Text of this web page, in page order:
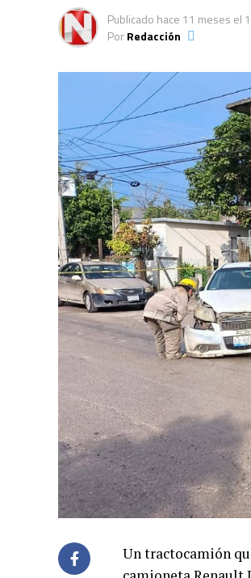
Publicado hace 11 meses el
PorRedacción
Un tractocamión